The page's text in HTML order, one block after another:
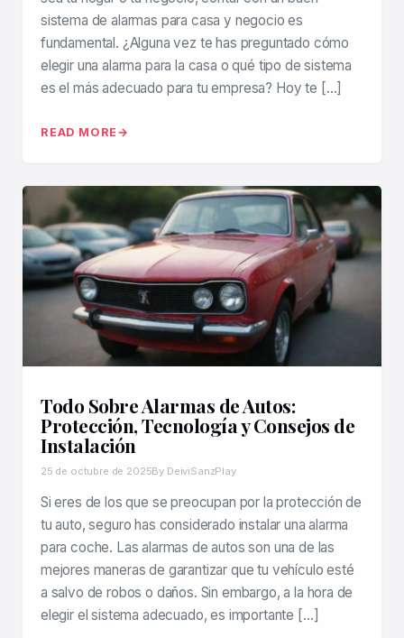
sistema de alarmas para casa y negocio es
fundamental. ¿Alguna vez te has preguntado cómo
elegir una alarma para la casa o qué tipo de sistema
es el más adecuado para tu empresa? Hoy te […]
READ MORE
Todo Sobre Alarmas de Autos:
Protección, Tecnología y Consejos de
Instalación
25 de octubre de 2025By DeiviSanzPlay
Si eres de los que se preocupan por la protección de
tu auto, seguro has considerado instalar una alarma
para coche. Las alarmas de autos son una de las
mejores maneras de garantizar que tu vehículo esté
a salvo de robos o daños. Sin embargo, a la hora de
elegir el sistema adecuado, es importante […]